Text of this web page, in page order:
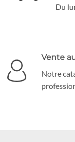
Du
Vente
Notre